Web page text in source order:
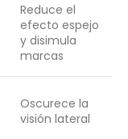
Reduce el
efecto espejo
y disimula
marcas
Oscurece la
visión lateral